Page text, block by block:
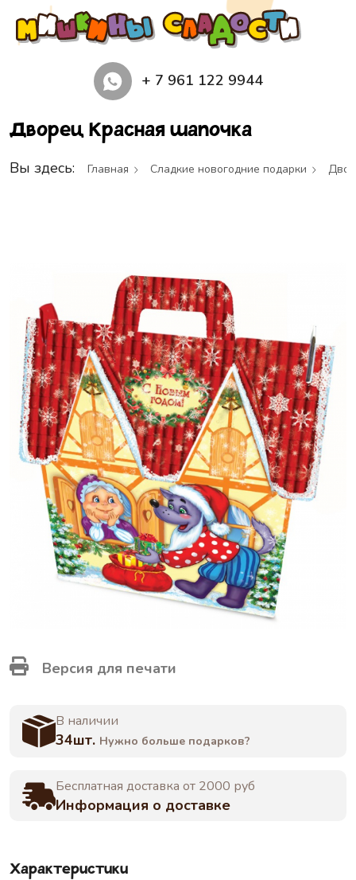
+ 7 961 122 9944
Дворец Красная шапочка
Вы здесь: Главная Сладкие новогодние подарки
Версия для печати
В наличии
34шт. Нужно больше подарков?
Бесплатная доставка от 2000 руб
Информация о доставке
Характеристики